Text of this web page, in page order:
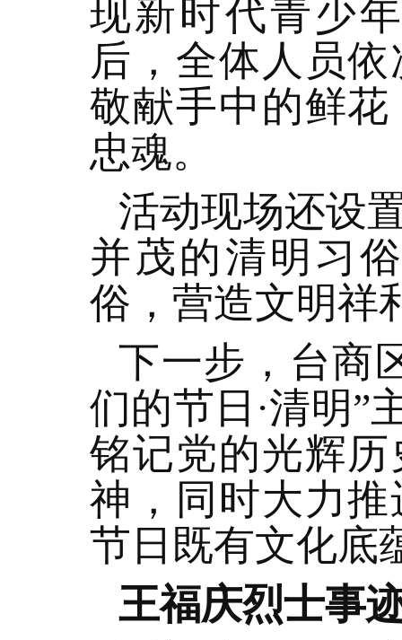
现新时代青少
后，全体人员
敬献手中的鲜
忠魂。
活动现场还设
并茂的清明习
俗，营造文明祥
下一步，台商
们的节日·清明”
铭记党的光辉
神，同时大力
节日既有文化底
王福庆烈士事